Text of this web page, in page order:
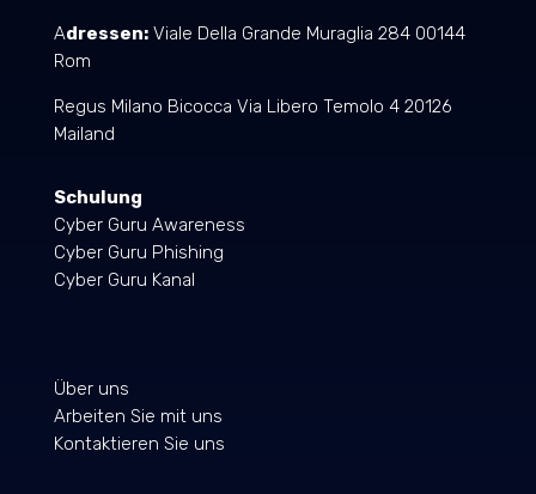
Adressen:Viale Della Grande Muraglia 284 00144
Rom
Regus Milano Bicocca Via Libero Temolo 4 20126
Mailand
Schulung
Cyber Guru Awareness
Cyber Guru Phishing
Cyber Guru Kanal
Über uns
Arbeiten Sie mit uns
Kontaktieren Sie uns